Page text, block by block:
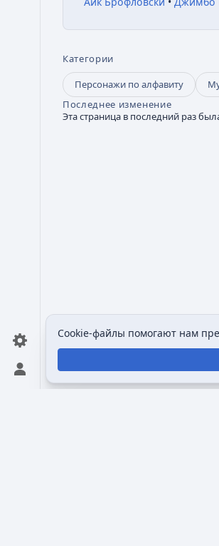
Открыть персональное меню
Категории
Персонажи по алфавиту
Последнее изменение
Эта страница в последний раз
Cookie-файлы помогают нам